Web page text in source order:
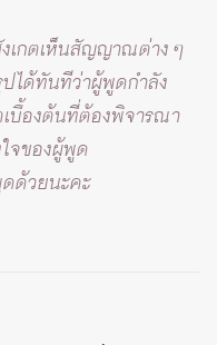
งเกตเห็นสัญญาณต่าง ๆ
ปได้ทันทีว่าผู้พูดกำลัง
บื้องต้นที่ต้องพิจารณา
จของผู้พูด
ด้วยนะคะ